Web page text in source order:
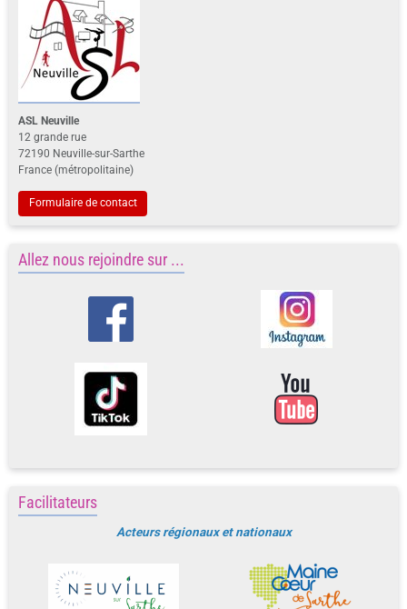
ASL Neuville
12 grande rue
72190 Neuville-sur-Sarthe
France (métropolitaine)
Formulaire de contact
Allez nous rejoindre sur ...
Facilitateurs
Acteurs régionaux et nationaux